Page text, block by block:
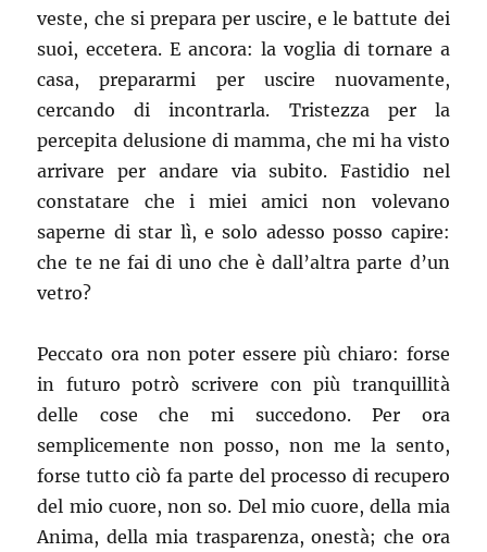
veste, che si prepara per uscire, e le battute dei
suoi, eccetera. E ancora: la voglia di tornare a
casa, prepararmi per uscire nuovamente,
cercando di incontrarla. Tristezza per la
percepita delusione di mamma, che mi ha visto
arrivare per andare via subito. Fastidio nel
constatare che i miei amici non volevano
saperne di star lì, e solo adesso posso capire:
che te ne fai di uno che è dall’altra parte d’un
vetro?
Peccato ora non poter essere più chiaro: forse
in futuro potrò scrivere con più tranquillità
delle cose che mi succedono. Per ora
semplicemente non posso, non me la sento,
forse tutto ciò fa parte del processo di recupero
del mio cuore, non so. Del mio cuore, della mia
Anima, della mia trasparenza, onestà; che ora